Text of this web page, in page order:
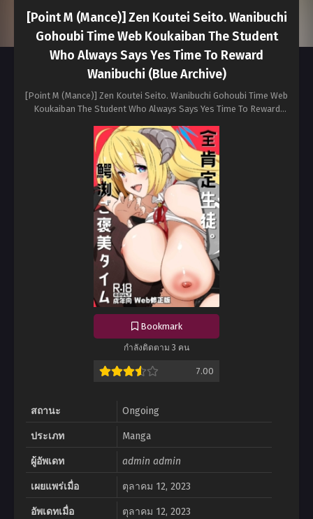
[Point M (Mance)] Zen Koutei Seito. Wanibuchi
Gohoubi Time Web Koukaiban The Student
Who Always Says Yes Time To Reward
Wanibuchi (Blue Archive)
[Point M (Mance)] Zen Koutei Seito. Wanibuchi Gohoubi Time Web
Koukaiban The Student Who Always Says Yes Time To Reward
Bookmark
กำลังติดตาม 3 คน
7.00
สถานะ Ongoing
ประเภท Manga
ผู้อัพเดท admin admin
เผยแพร่เมื่อ ตุลาคม 12, 2023
อัพเดทเมื่อ ตุลาคม 12, 2023